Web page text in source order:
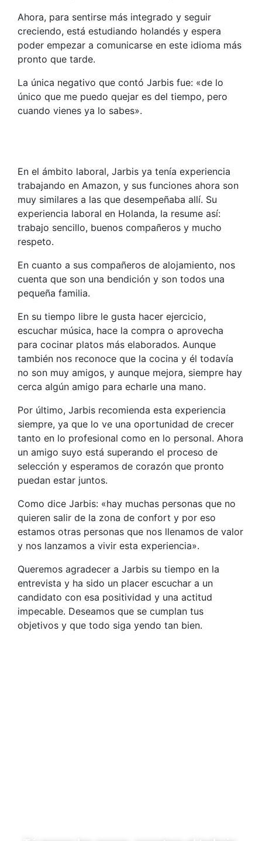
Ahora, para sentirse más integrado y seguir
creciendo, está estudiando holandés y espera
poder empezar a comunicarse en este idioma más
pronto que tarde.
La única negativo que contó Jarbis fue: «de lo
único que me puedo quejar es del tiempo, pero
cuando vienes ya lo sabes».
En el ámbito laboral, Jarbis ya tenía experiencia
trabajando en Amazon, y sus funciones ahora son
muy similares a las que desempeñaba allí. Su
experiencia laboral en Holanda, la resume así:
trabajo sencillo, buenos compañeros y mucho
respeto.
En cuanto a sus compañeros de alojamiento, nos
cuenta que son una bendición y son todos una
pequeña familia.
En su tiempo libre le gusta hacer ejercicio,
escuchar música, hace la compra o aprovecha
para cocinar platos más elaborados. Aunque
también nos reconoce que la cocina y él todavía
no son muy amigos, y aunque mejora, siempre hay
cerca algún amigo para echarle una mano.
Por último, Jarbis recomienda esta experiencia
siempre, ya que lo ve una oportunidad de crecer
tanto en lo profesional como en lo personal. Ahora
un amigo suyo está superando el proceso de
selección y esperamos de corazón que pronto
puedan estar juntos.
Como dice Jarbis: «hay muchas personas que no
quieren salir de la zona de confort y por eso
estamos otras personas que nos llenamos de valor
y nos lanzamos a vivir esta experiencia».
Queremos agradecer a Jarbis su tiempo en la
entrevista y ha sido un placer escuchar a un
candidato con esa positividad y una actitud
impecable. Deseamos que se cumplan tus
objetivos y que todo siga yendo tan bien.